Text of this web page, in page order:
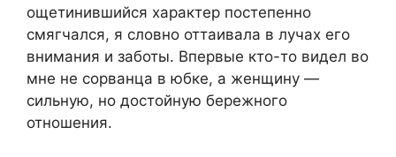
ощетинившийся характер постепенно
смягчался, я словно оттаивала в лучах его
внимания и заботы. Впервые кто-то видел во
мне не сорванца в юбке, а женщину —
сильную, но достойную бережного
отношения.